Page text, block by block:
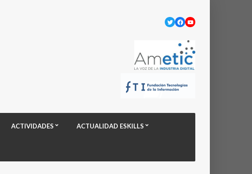
Twitter
Facebook
YouTube
ACTIVIDADES ACTUALIDAD ESKILLS